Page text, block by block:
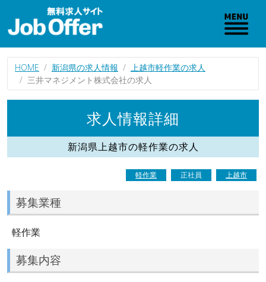
HOME 新潟県の求人情報
上越市軽作業の求人
三井マネジメント株式会社の求人
求人情報詳細
新潟県上越市の軽作業の求人
軽作業 正社員 上越市
募集業種
軽作業
募集内容